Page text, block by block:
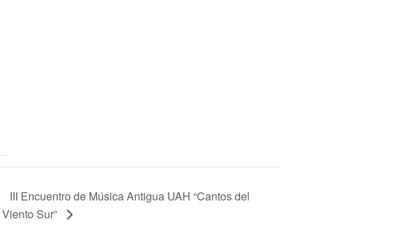
III Encuentro de Música Antigua UAH “Cantos del
Viento Sur”